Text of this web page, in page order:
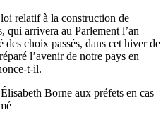
relatif à la construction de
qui arrivera au Parlement l’an
choix passés, dans cet hiver de
l’avenir de notre pays en
t-il.
Borne aux préfets en cas